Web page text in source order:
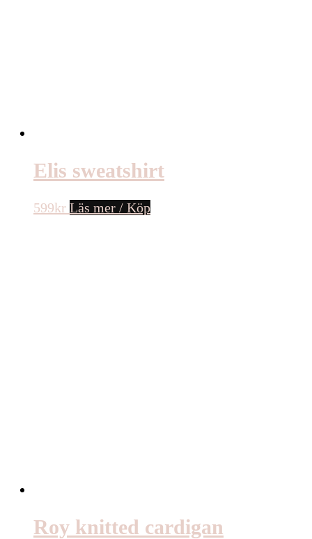
Elis sweatshirt
599kr Läs mer / Köp
Roy knitted cardigan